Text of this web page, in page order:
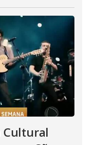
Cultural